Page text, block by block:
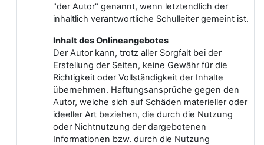
"der Autor" genannt, wenn letztendlich der
inhaltlich verantwortliche Schulleiter gemeint ist.
Inhalt des Onlineangebotes
Der Autor kann, trotz aller Sorgfalt bei der
Erstellung der Seiten, keine Gewähr für die
Richtigkeit oder Vollständigkeit der Inhalte
übernehmen. Haftungsansprüche gegen den
Autor, welche sich auf Schäden materieller oder
ideeller Art beziehen, die durch die Nutzung
oder Nichtnutzung der dargebotenen
Informationen bzw. durch die Nutzung